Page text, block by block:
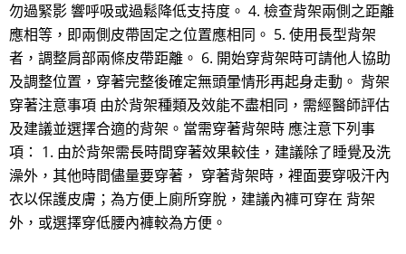
勿過緊影 響呼吸或過鬆降低支持度。 4. 檢查背架兩側之距離
應相等，即兩側皮帶固定之位置應相同。 5. 使用長型背架
者，調整肩部兩條皮帶距離。 6. 開始穿背架時可請他人協助
及調整位置，穿著完整後確定無頭暈情形再起身走動。 背架
穿著注意事項 由於背架種類及效能不盡相同，需經醫師評估
及建議並選擇合適的背架。當需穿著背架時 應注意下列事
項： 1. 由於背架需長時間穿著效果較佳，建議除了睡覺及洗
澡外，其他時間儘量要穿著， 穿著背架時，裡面要穿吸汗內
衣以保護皮膚；為方便上廁所穿脫，建議內褲可穿在 背架
外，或選擇穿低腰內褲較為方便。